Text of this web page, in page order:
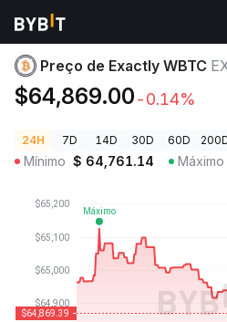
Preços de Criptomoedas Preço de
Preço de Exactly WBTC
$64,869.00-0.14%
24H 7D 14D 30D 60D
Mínimo $ 64,761.14 Máximo